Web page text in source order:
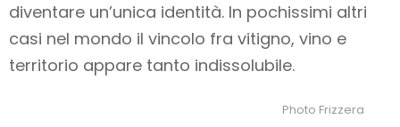
diventare un’unica identità. In pochissimi altri
casi nel mondo il vincolo fra vitigno, vino e
territorio appare tanto indissolubile.
Photo Frizzera